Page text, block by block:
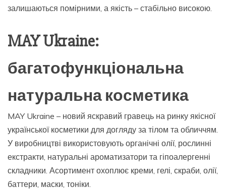
залишаються помірними, а якість – стабільно високою.
MAY Ukraine:
багатофункціональна
натуральна косметика
MAY Ukraine – новий яскравий гравець на ринку якісної
української косметики для догляду за тілом та обличчям.
У виробництві використовують органічні олії, рослинні
екстракти, натуральні ароматизатори та гіпоалергенні
складники. Асортимент охоплює креми, гелі, скраби, олії,
баттери, маски, тоніки.